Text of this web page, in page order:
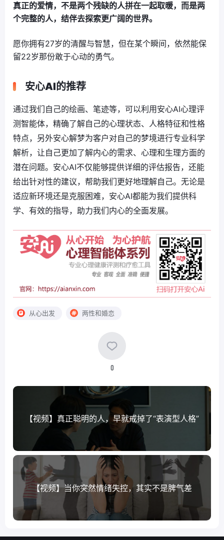
真正的爱情，不是两个残缺的人拼在一起取暖，而是两
个完整的人，结伴去探索更广阔的世界。
愿你拥有27岁的清醒与智慧，但在某个瞬间，依然能保
留22岁那份敢于心动的勇气。
安心AI的推荐
通过我们自己的绘画、笔迹等，可以利用安心AI心理评
测智能体，精确了解自己的心理状态、人格特征和性格
特点，另外安心解梦为客户对自己的梦境进行专业科学
解析，让自己更加了解内心的需求、心理和生理方面的
潜在问题。安心AI不仅能够提供详细的评估报告，还能
给出针对性的建议，帮助我们更好地理解自己。无论是
适应新环境还是克服困难，安心AI都能为我们提供科
学、有效的指导，助力我们内心的全面发展。
从心出发 两性和婚恋
0
【视频】真正聪明的人，早就戒掉了“表演型人格”
【视频】当你突然情绪失控，其实不是脾气差